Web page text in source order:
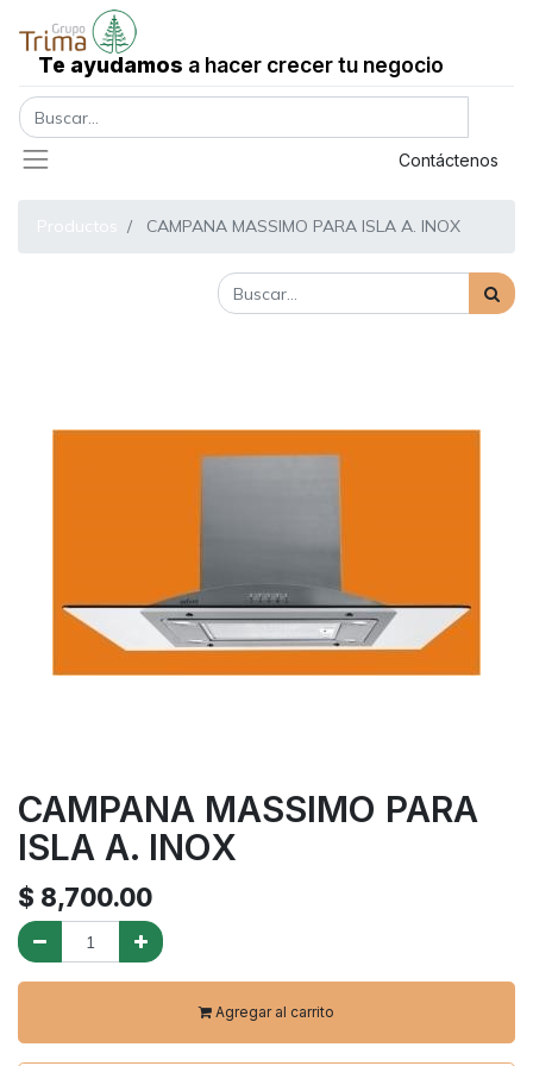
Te ayudamos a hacer crecer tu negocio
Contáctenos
CAMPANA MASSIMO PARA ISLA A. INOX
CAMPANA MASSIMO PARA
ISLA A. INOX
$ 8,700.00
Agregar al carrito